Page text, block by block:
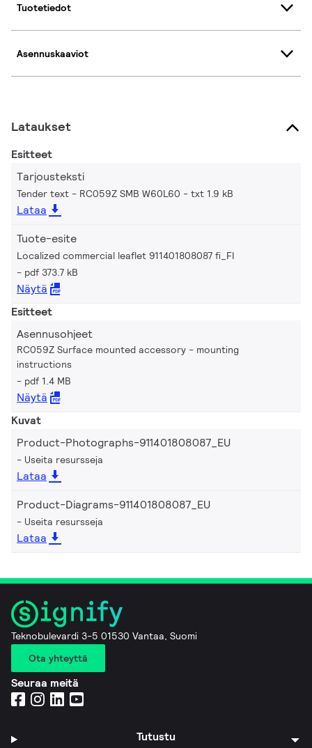
Tuotetiedot
Asennuskaaviot
Lataukset
Esitteet
Tarjousteksti
Tender text - RC059Z SMB W60L60 txt 1.9 kB
Lataa
Tuote-esite
Localized commercial leaflet 911401808087 fi_FI
pdf 373.7 kB
Näytä
Esitteet
Asennusohjeet
RC059Z Surface mounted accessory - mounting
instructions
pdf 1.4 MB
Näytä
Kuvat
Product-Photographs-911401808087_EU
Useita resursseja
Lataa
Product-Diagrams-911401808087_EU
Useita resursseja
Lataa
Teknobulevardi 3-5 01530 Vantaa, Suomi
Ota yhteyttä
Seuraa meitä
Tutustu